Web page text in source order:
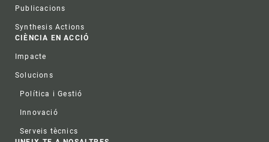
Publicacions
Synthesis Actions
CIÈNCIA EN ACCIÓ
Impacte
Solucions
Política i Gestió
Innovació
Serveis tècnics